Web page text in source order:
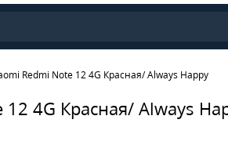
Redmi Note 12 4G Красная/ Always Happy
4G Красная/ Always